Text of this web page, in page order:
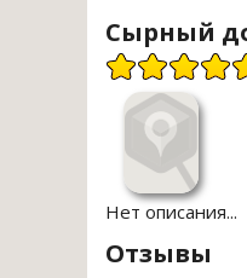
Сырный
Нет описания...
Отзывы